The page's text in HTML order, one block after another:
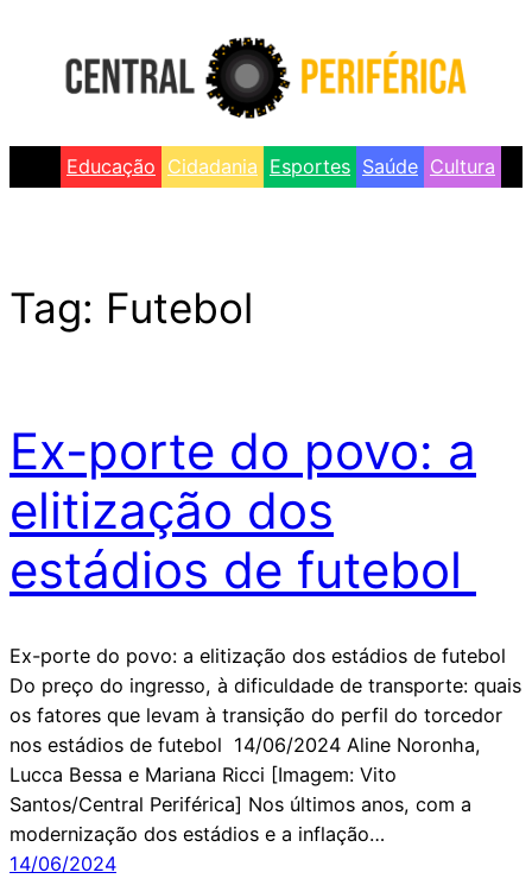
content
Educação Cidadania Esportes Saúde Cultura
Tag: Futebol
Ex-porte do povo: a
elitização dos
estádios de futebol
Ex-porte do povo: a elitização dos estádios de futebol
Do preço do ingresso, à dificuldade de transporte: quais
os fatores que levam à transição do perfil do torcedor
nos estádios de futebol 14/06/2024 Aline Noronha,
Lucca Bessa e Mariana Ricci [Imagem: Vito
Santos/Central Periférica] Nos últimos anos, com a
modernização dos estádios e a inflação…
14/06/2024